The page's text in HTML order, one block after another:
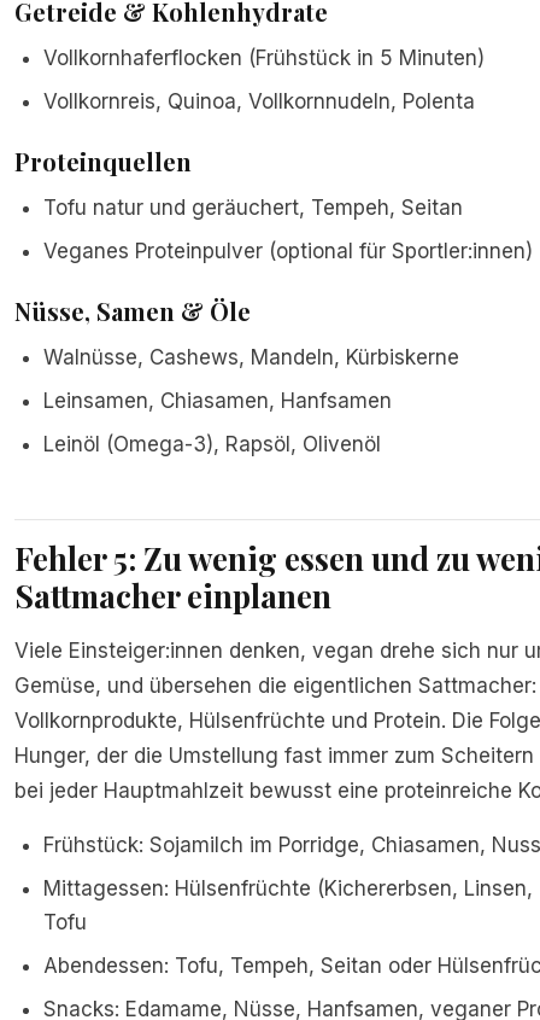
Getreide & Kohlenhydrate
Vollkornhaferflocken (Frühstück in 5 Minuten)
Vollkornreis, Quinoa, Vollkornnudeln, Polenta
Proteinquellen
Tofu natur und geräuchert, Tempeh, Seitan
Veganes Proteinpulver (optional für Sportler:innen)
Nüsse, Samen & Öle
Walnüsse, Cashews, Mandeln, Kürbiskerne
Leinsamen, Chiasamen, Hanfsamen
Leinöl (Omega-3), Rapsöl, Olivenöl
Fehler 5: Zu wenig essen und zu
Sattmacher einplanen
Viele Einsteiger:innen denken, vegan drehe sich nur
Gemüse, und übersehen die eigentlichen Sattmacher:
Vollkornprodukte, Hülsenfrüchte und Protein. Die
Hunger, der die Umstellung fast immer zum Scheitern
bei jeder Hauptmahlzeit bewusst eine proteinreiche
Frühstück: Sojamilch im Porridge, Chiasamen,
Mittagessen: Hülsenfrüchte (Kichererbsen, Linsen,
Tofu
Abendessen: Tofu, Tempeh, Seitan oder
Snacks: Edamame, Nüsse, Hanfsamen, veganer